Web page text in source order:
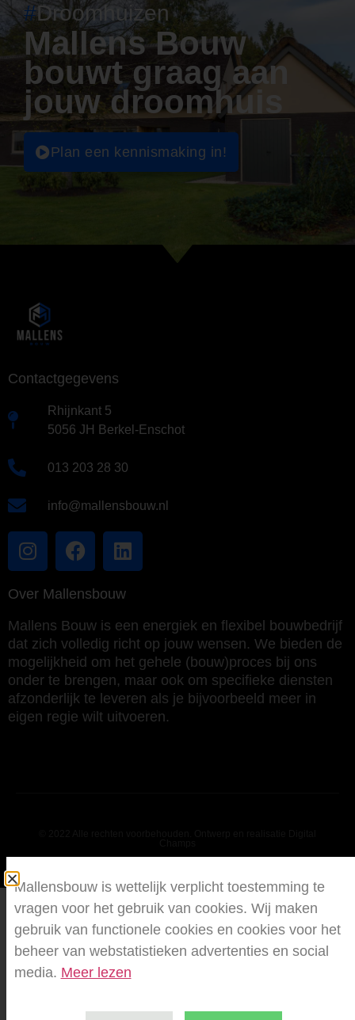
#Droomhuizen
Mallens Bouw
bouwt graag aan
jouw droomhuis
Plan een kennismaking in!
Contactgegevens
Rhijnkant 5
5056 JH Berkel-Enschot
013 203 28 30
info@mallensbouw.nl
Over Mallensbouw
Mallens Bouw is een energiek en flexibel bouwbedrijf
dat zich volledig richt op jouw wensen. We bieden de
mogelijkheid om het gehele (bouw)proces bij ons
onder te brengen, maar ook om specifieke diensten
afzonderlijk te leveren als je bijvoorbeeld meer in
eigen regie wilt uitvoeren.
Mallensbouw is wettelijk verplicht toestemming te
vragen voor het gebruik van cookies. Wij maken
gebruik van functionele cookies en cookies voor het
beheer van webstatistieken advertenties en social
media. Meer lezen